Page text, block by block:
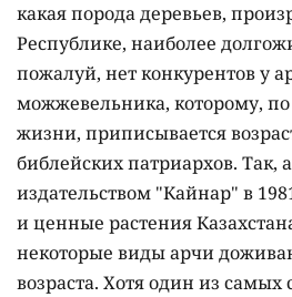
какая порода деревьев,
Республике, наиболее
пожалуй, нет конкурентов у
можжевельника, которому,
жизни, приписывается
библейских патриархов.
издательством "Кайнар" в
и ценные растения
некоторые виды арчи
возраста. Хотя один из самых